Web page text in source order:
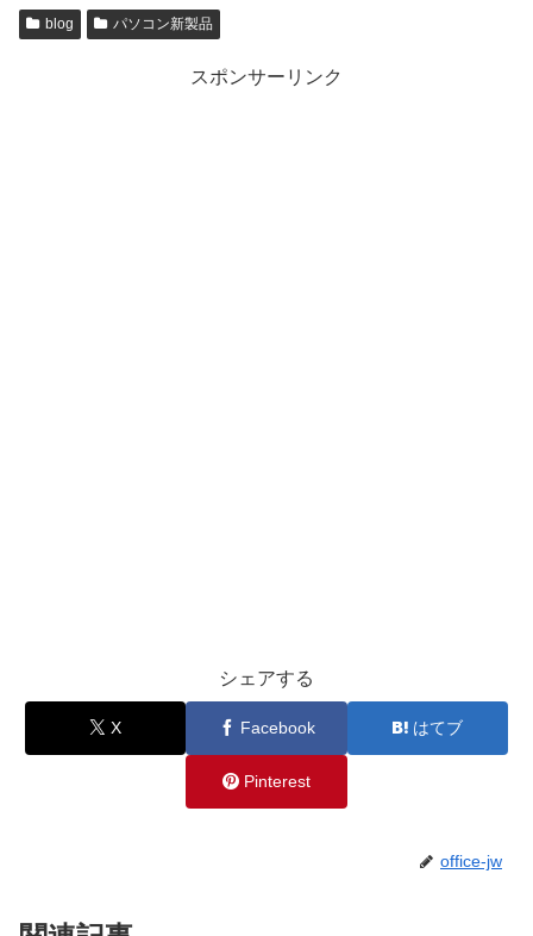
blog パソコン新製品
スポンサーリンク
シェアする
X Facebook はてブ
Pinterest
office-jw